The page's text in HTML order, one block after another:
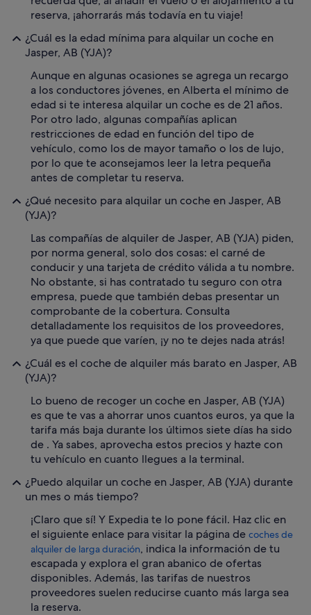
reserva, ¡ahorrarás más todavía en tu viaje!
¿Cuál es la edad mínima para alquilar un coche en
Jasper, AB (YJA)?
Aunque en algunas ocasiones se agrega un recargo
a los conductores jóvenes, en Alberta el mínimo de
edad si te interesa alquilar un coche es de 21 años.
Por otro lado, algunas compañías aplican
restricciones de edad en función del tipo de
vehículo, como los de mayor tamaño o los de lujo,
por lo que te aconsejamos leer la letra pequeña
antes de completar tu reserva.
¿Qué necesito para alquilar un coche en Jasper, AB
(YJA)?
Las compañías de alquiler de Jasper, AB (YJA) piden,
por norma general, solo dos cosas: el carné de
conducir y una tarjeta de crédito válida a tu nombre.
No obstante, si has contratado tu seguro con otra
empresa, puede que también debas presentar un
comprobante de la cobertura. Consulta
detalladamente los requisitos de los proveedores,
ya que puede que varíen, ¡y no te dejes nada atrás!
¿Cuál es el coche de alquiler más barato en Jasper, AB
(YJA)?
Lo bueno de recoger un coche en Jasper, AB (YJA)
es que te vas a ahorrar unos cuantos euros, ya que la
tarifa más baja durante los últimos siete días ha sido
de . Ya sabes, aprovecha estos precios y hazte con
tu vehículo en cuanto llegues a la terminal.
¿Puedo alquilar un coche en Jasper, AB (YJA) durante
un mes o más tiempo?
¡Claro que sí! Y Expedia te lo pone fácil. Haz clic en
el siguiente enlace para visitar la página de coches de
alquiler de larga duración, indica la información de tu
escapada y explora el gran abanico de ofertas
disponibles. Además, las tarifas de nuestros
proveedores suelen reducirse cuanto más larga sea
la reserva.